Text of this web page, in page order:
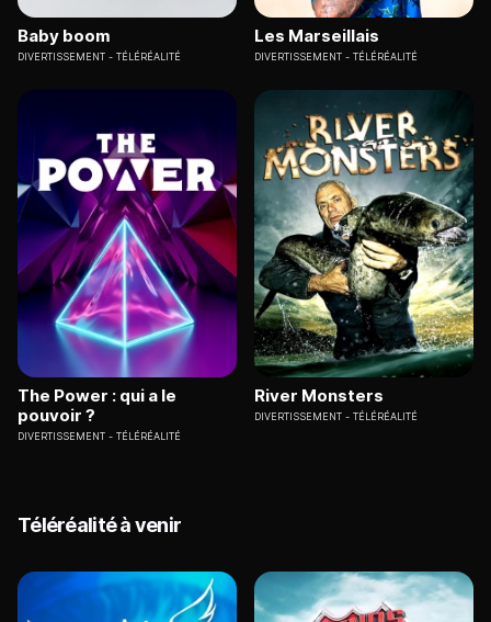
Baby boom
DIVERTISSEMENT TÉLÉRÉALITÉ
Les Marseillais
DIVERTISSEMENT TÉLÉRÉALITÉ
The Power : qui a le
pouvoir ?
DIVERTISSEMENT TÉLÉRÉALITÉ
River Monsters
DIVERTISSEMENT TÉLÉRÉALITÉ
Téléréalité à venir